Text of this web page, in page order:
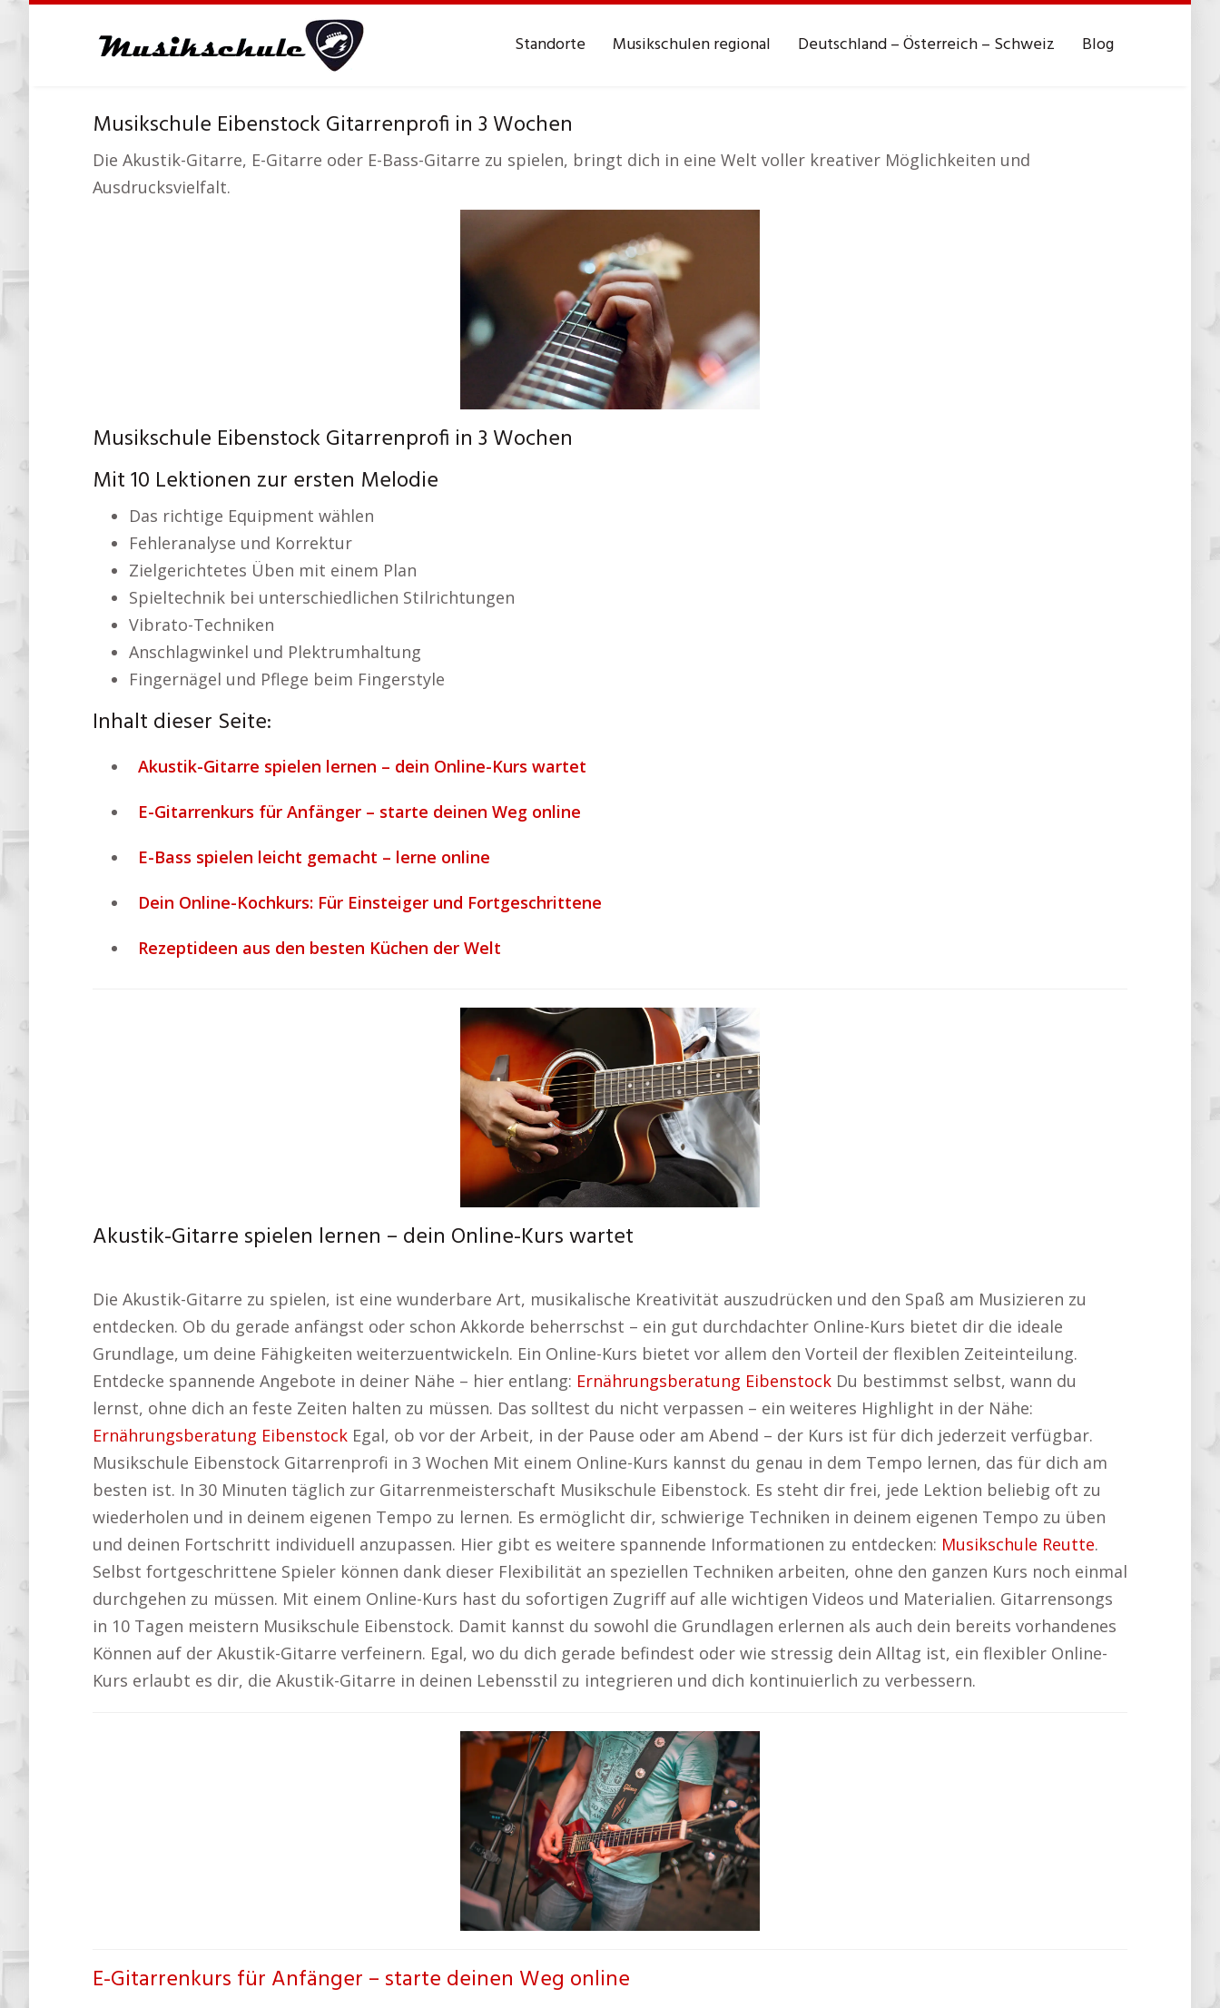
content
Standorte Musikschulen regional Deutschland – Österreich – Schweiz Blog
Musikschule Eibenstock Gitarrenprofi in 3 Wochen
Die Akustik-Gitarre, E-Gitarre oder E-Bass-Gitarre zu spielen, bringt dich in eine Welt voller kreativer Möglichkeiten und
Ausdrucksvielfalt.
Musikschule Eibenstock Gitarrenprofi in 3 Wochen
Mit 10 Lektionen zur ersten Melodie
Das richtige Equipment wählen
Fehleranalyse und Korrektur
Zielgerichtetes Üben mit einem Plan
Spieltechnik bei unterschiedlichen Stilrichtungen
Vibrato-Techniken
Anschlagwinkel und Plektrumhaltung
Fingernägel und Pflege beim Fingerstyle
Inhalt dieser Seite:
Akustik-Gitarre spielen lernen – dein Online-Kurs wartet
E-Gitarrenkurs für Anfänger – starte deinen Weg online
E-Bass spielen leicht gemacht – lerne online
Dein Online-Kochkurs: Für Einsteiger und Fortgeschrittene
Rezeptideen aus den besten Küchen der Welt
Akustik-Gitarre spielen lernen – dein Online-Kurs wartet
Die Akustik-Gitarre zu spielen, ist eine wunderbare Art, musikalische Kreativität auszudrücken und den Spaß am Musizieren zu
entdecken. Ob du gerade anfängst oder schon Akkorde beherrschst – ein gut durchdachter Online-Kurs bietet dir die ideale
Grundlage, um deine Fähigkeiten weiterzuentwickeln. Ein Online-Kurs bietet vor allem den Vorteil der flexiblen Zeiteinteilung.
Entdecke spannende Angebote in deiner Nähe – hier entlang: Ernährungsberatung Eibenstock Du bestimmst selbst, wann du
lernst, ohne dich an feste Zeiten halten zu müssen. Das solltest du nicht verpassen – ein weiteres Highlight in der Nähe:
Ernährungsberatung Eibenstock Egal, ob vor der Arbeit, in der Pause oder am Abend – der Kurs ist für dich jederzeit verfügbar.
Musikschule Eibenstock Gitarrenprofi in 3 Wochen Mit einem Online-Kurs kannst du genau in dem Tempo lernen, das für dich am
besten ist. In 30 Minuten täglich zur Gitarrenmeisterschaft Musikschule Eibenstock. Es steht dir frei, jede Lektion beliebig oft zu
wiederholen und in deinem eigenen Tempo zu lernen. Es ermöglicht dir, schwierige Techniken in deinem eigenen Tempo zu üben
und deinen Fortschritt individuell anzupassen. Hier gibt es weitere spannende Informationen zu entdecken: Musikschule Reutte.
Selbst fortgeschrittene Spieler können dank dieser Flexibilität an speziellen Techniken arbeiten, ohne den ganzen Kurs noch einmal
durchgehen zu müssen. Mit einem Online-Kurs hast du sofortigen Zugriff auf alle wichtigen Videos und Materialien. Gitarrensongs
in 10 Tagen meistern Musikschule Eibenstock. Damit kannst du sowohl die Grundlagen erlernen als auch dein bereits vorhandenes
Können auf der Akustik-Gitarre verfeinern. Egal, wo du dich gerade befindest oder wie stressig dein Alltag ist, ein flexibler Online-
Kurs erlaubt es dir, die Akustik-Gitarre in deinen Lebensstil zu integrieren und dich kontinuierlich zu verbessern.
E-Gitarrenkurs für Anfänger – starte deinen Weg online